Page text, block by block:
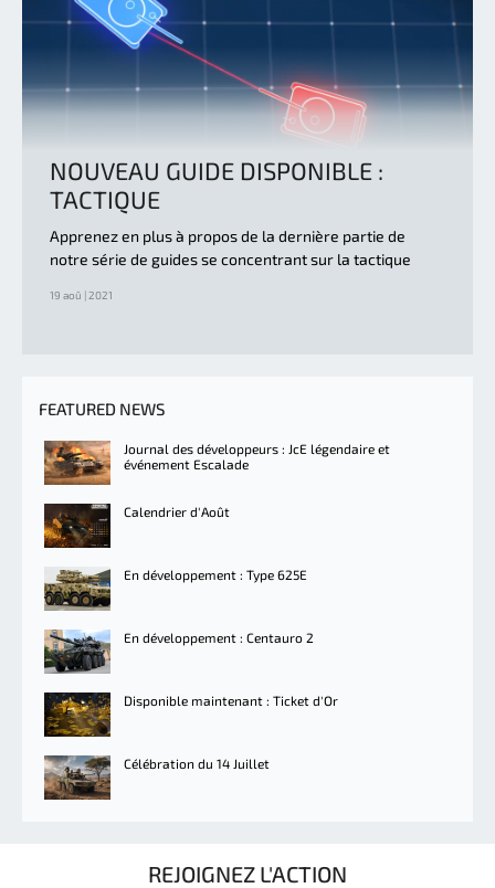
NOUVEAU GUIDE DISPONIBLE :
TACTIQUE
Apprenez en plus à propos de la dernière partie de
notre série de guides se concentrant sur la tactique
19 aoû | 2021
FEATURED NEWS
Journal des développeurs : JcE légendaire et
événement Escalade
Calendrier d'Août
En développement : Type 625E
En développement : Centauro 2
Disponible maintenant : Ticket d'Or
Célébration du 14 Juillet
REJOIGNEZ L'ACTION